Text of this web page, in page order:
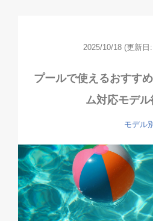
2025/10/18 (更新日
プールで使えるおすす
ム対応モデ
モデル別